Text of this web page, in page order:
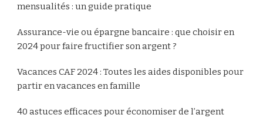
mensualités : un guide pratique
Assurance-vie ou épargne bancaire : que choisir en
2024 pour faire fructifier son argent ?
Vacances CAF 2024 : Toutes les aides disponibles pour
partir en vacances en famille
40 astuces efficaces pour économiser de l’argent